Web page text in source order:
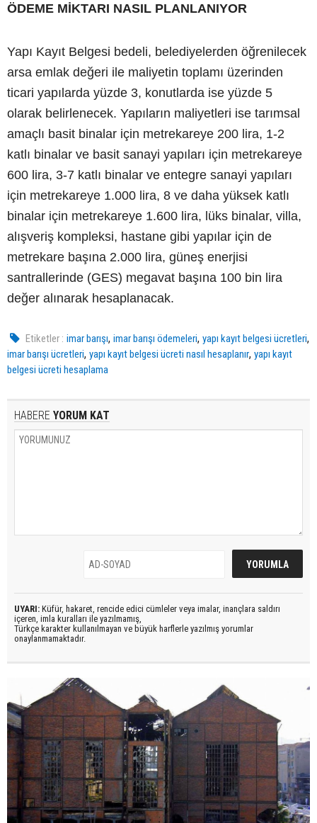
ÖDEME MİKTARI NASIL PLANLANIYOR
Yapı Kayıt Belgesi bedeli, belediyelerden öğrenilecek
arsa emlak değeri ile maliyetin toplamı üzerinden
ticari yapılarda yüzde 3, konutlarda ise yüzde 5
olarak belirlenecek. Yapıların maliyetleri ise tarımsal
amaçlı basit binalar için metrekareye 200 lira, 1-2
katlı binalar ve basit sanayi yapıları için metrekareye
600 lira, 3-7 katlı binalar ve entegre sanayi yapıları
için metrekareye 1.000 lira, 8 ve daha yüksek katlı
binalar için metrekareye 1.600 lira, lüks binalar, villa,
alışveriş kompleksi, hastane gibi yapılar için de
metrekare başına 2.000 lira, güneş enerjisi
santrallerinde (GES) megavat başına 100 bin lira
değer alınarak hesaplanacak.
Etiketler : imar barışı,imar barışı ödemeleri,yapı kayıt belgesi ücretleri,
imar barışı ücretleri, yapı kayıt belgesi ücreti nasıl hesaplanır, yapı kayıt
belgesi ücreti hesaplama
HABERE YORUM KAT
UYARI: Küfür, hakaret, rencide edici cümleler veya imalar, inançlara saldırı
içeren, imla kuralları ile yazılmamış,
Türkçe karakter kullanılmayan ve büyük harflerle yazılmış yorumlar
onaylanmamaktadır.